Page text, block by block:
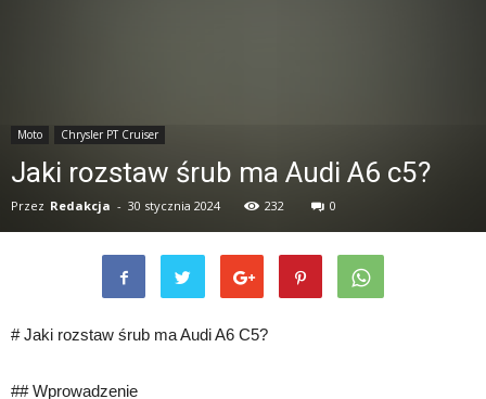
Moto Chrysler PT Cruiser
Jaki rozstaw śrub ma Audi A6 c5?
Przez Redakcja - 30 stycznia 2024 232 0
# Jaki rozstaw śrub ma Audi A6 C5?
## Wprowadzenie